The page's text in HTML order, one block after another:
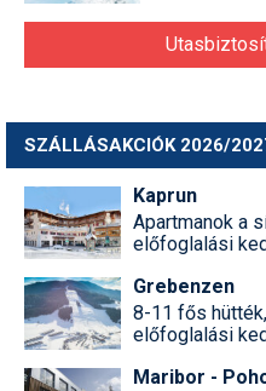
SZÁLLÁSAKCIÓK 2026/
Kaprun
Apartmanok a
előfoglalási
Grebenzen
8-11 fős
előfoglalási
Maribor -